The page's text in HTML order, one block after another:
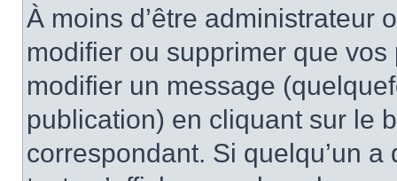
À moins d’être administrateur
modifier ou supprimer que
modifier un message
publication) en cliquant sur le
correspondant. Si quelqu’un